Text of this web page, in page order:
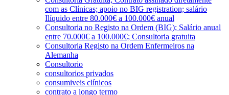
com as Clínicas; apoio no BIG registration; salário
Ilíquido entre 80.000€ a 100.000€ anual
Consultoria no Registo na Ordem (BIG); Salário anual
entre 70.000€ a 100.000€; Consultoria gratuita
Consultoria Registo na Ordem Enfermeiros na
Alemanha
Consultorio
consultorios privados
consumiveis clínicos
contrato a longo termo